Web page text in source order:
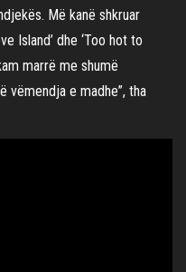
Më kanë shkruar
Island’ dhe ‘Too hot to
marrë me shumë
vëmendja e madhe”, tha